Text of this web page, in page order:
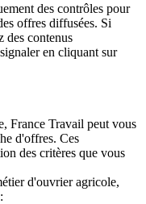
des contrôles pour
offres diffusées. Si
des contenus
en cliquant sur
France Travail peut vous
d'offres. Ces
des critères que vous
d'ouvrier agricole,